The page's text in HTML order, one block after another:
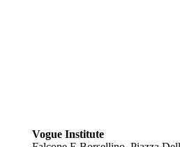
Vogue Institute